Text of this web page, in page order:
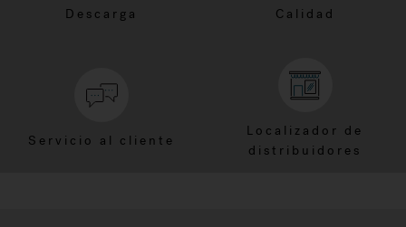
Descarga Calidad
Servicio al cliente
Localizador de
distribuidores